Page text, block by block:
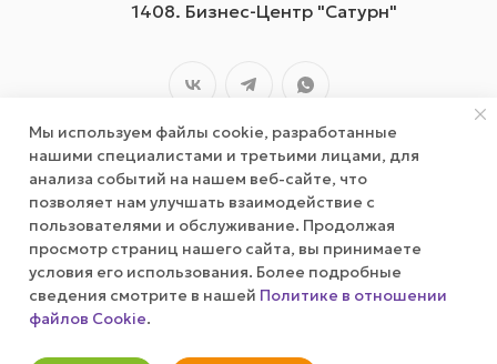
1408. Бизнес-Центр "Сатурн"
2026 © wizardgum.ru, 2021
Мы используем файлы cookie, разработанные
нашими специалистами и третьими лицами, для
анализа событий на нашем веб-сайте, что
позволяет нам улучшать взаимодействие с
пользователями и обслуживание. Продолжая
просмотр страниц нашего сайта, вы принимаете
условия его использования. Более подробные
сведения смотрите в нашей Политике в отношении
файлов Cookie.